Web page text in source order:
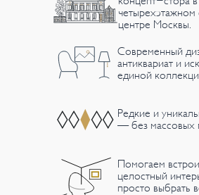
четырехэтажном
центре Москвы.
Современный
антиквариат и
единой
Редкие и
— без массовых
Помогаем
целостный
просто выбрать